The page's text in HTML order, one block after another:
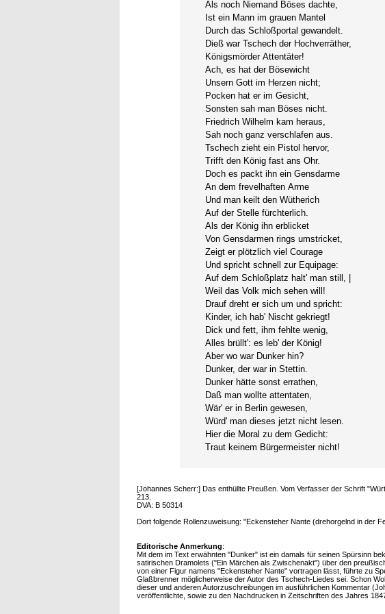
Als noch Niemand Böses dachte,
Ist ein Mann im grauen Mantel
Durch das Schloßportal gewandelt.
Dieß war Tschech der Hochverräther,
Königsmörder Attentäter!
Ach, es hat der Bösewicht
Unsern Gott im Herzen nicht;
Pocken hat er im Gesicht,
Sonsten sah man Böses nicht.
Friedrich Wilhelm kam heraus,
Sah noch ganz verschlafen aus.
Tschech zieht ein Pistol hervor,
Trifft den König fast ans Ohr.
Doch es packt ihn ein Gensdarme
An dem frevelhaften Arme
Und man keilt den Wütherich
Auf der Stelle fürchterlich.
Als der König ihn erblicket
Von Gensdarmen rings umstricket,
Zeigt er plötzlich viel Courage
Und spricht schnell zur Equipage:
Auf dem Schloßplatz halt' man still, |
Weil das Volk mich sehen will!
Drauf dreht er sich um und spricht:
Kinder, ich hab' Nischt gekriegt!
Dick und fett, ihm fehlte wenig,
Alles brüllt': es leb' der König!
Aber wo war Dunker hin?
Dunker, der war in Stettin.
Dunker hätte sonst errathen,
Daß man wollte attentaten,
Wär' er in Berlin gewesen,
Würd' man dieses jetzt nicht lesen.
Hier die Moral zu dem Gedicht:
Traut keinem Bürgermeister nicht!
[Johannes Scherr:] Das enthüllte Preußen. Vom Verfasser der Schrift
213.
DVA: B 50314
Dort folgende Rollenzuweisung: "Eckensteher Nante (drehorgelnd in der
Editorische Anmerkung:
Mit dem im Text erwähnten "Dunker" ist ein damals für seinen Spürsinn
satirischen Dramolets ("Ein Märchen als Zwischenakt") über den
von einer Figur namens "Eckensteher Nante" vortragen lässt, führte zu
Glaßbrenner möglicherweise der Autor des Tschech-Liedes sei. Schon
dieser und anderen Autorzuschreibungen im ausführlichen Kommentar
veröffentlichte, sowie zu den Nachdrucken in Zeitschriften des Jahres